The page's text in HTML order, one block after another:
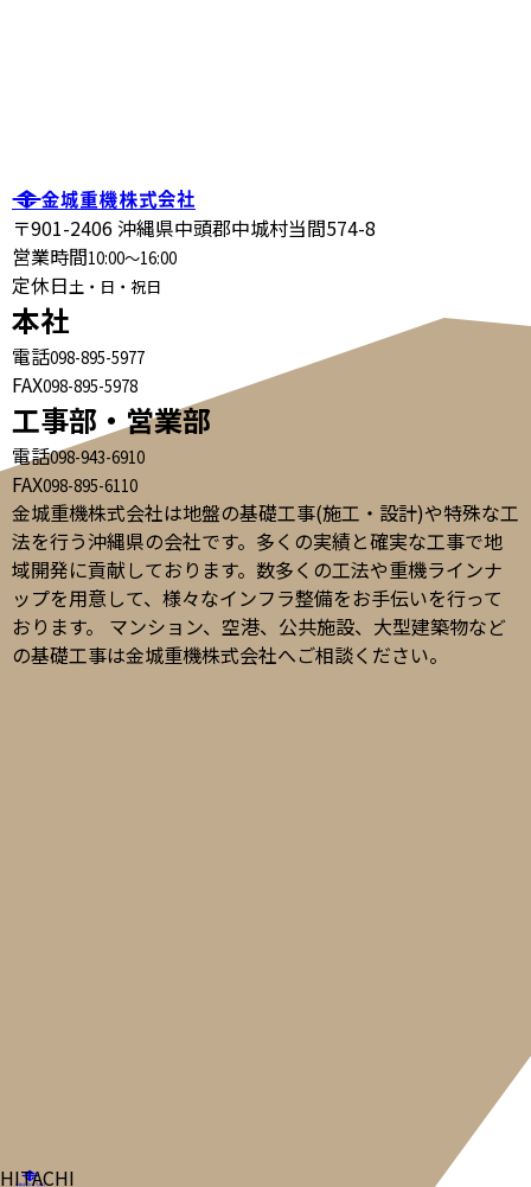
〒901-2406 沖縄県中頭郡中城村当間574-8
営業時間10:00～16:00
定休日土・日・祝日
本社
電話098-895-5977
FAX098-895-5978
工事部・営業部
電話098-943-6910
FAX098-895-6110
金城重機株式会社は地盤の基礎工事(施工・設計)や特殊な工
法を行う沖縄県の会社です。多くの実績と確実な工事で地
域開発に貢献しております。数多くの工法や重機ラインナ
ップを用意して、様々なインフラ整備をお手伝いを行って
おります。 マンション、空港、公共施設、大型建築物など
の基礎工事は金城重機株式会社へご相談ください。
HITACHI